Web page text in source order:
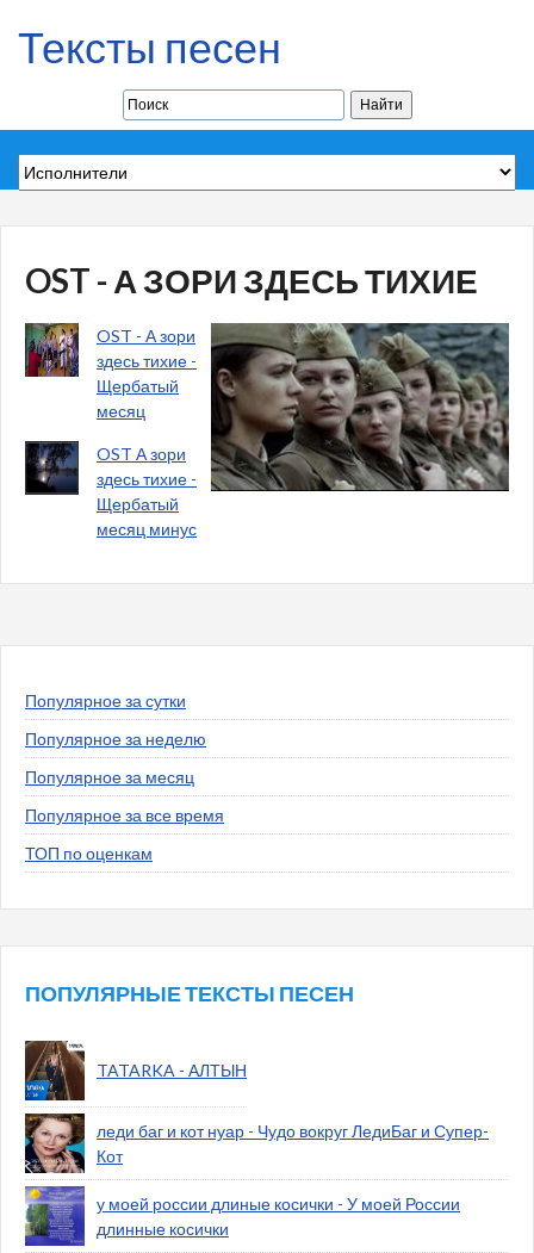
Тексты песен
OST - А ЗОРИ ЗДЕСЬ ТИХИЕ
OST - А зори
здесь тихие -
Щербатый
месяц
OST А зори
здесь тихие -
Щербатый
месяц минус
Популярное за сутки
Популярное за неделю
Популярное за месяц
Популярное за все время
ТОП по оценкам
ПОПУЛЯРНЫЕ ТЕКСТЫ ПЕСЕН
TATARKA - АЛТЫН
леди баг и кот нуар - Чудо вокруг ЛедиБаг и Супер-
Кот
у моей россии длиные косички - У моей России
длинные косички